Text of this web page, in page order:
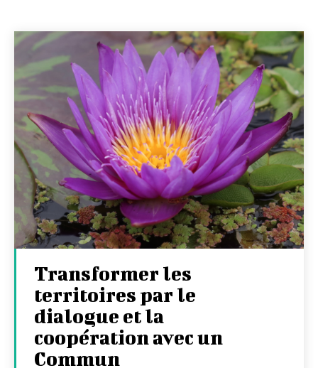
Transformer les
territoires par le
dialogue et la
coopération avec un
Commun